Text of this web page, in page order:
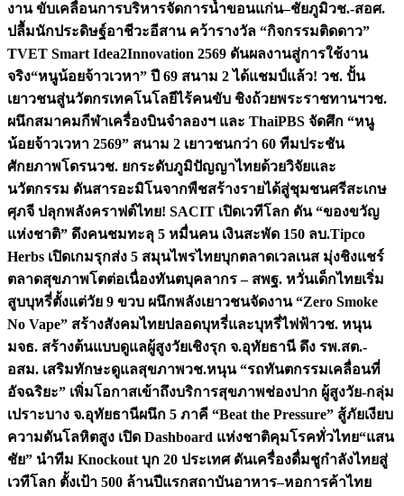
งาน ขับเคลื่อนการบริหารจัดการน้ำขอนแก่น–ชัยภูมิวช.-สอศ.
ปลื้มนักประดิษฐ์อาชีวะอีสาน คว้ารางวัล “กิจกรรมติดดาว”
TVET Smart Idea2Innovation 2569 ดันผลงานสู่การใช้งาน
จริง“หนูน้อยจ้าวเวหา” ปี 69 สนาม 2 ได้แชมป์แล้ว! วช. ปั้น
เยาวชนสู่นวัตกรเทคโนโลยีไร้คนขับ ชิงถ้วยพระราชทานฯวช.
ผนึกสมาคมกีฬาเครื่องบินจำลองฯ และ ThaiPBS จัดศึก “หนู
น้อยจ้าวเวหา 2569” สนาม 2 เยาวชนกว่า 60 ทีมประชัน
ศักยภาพโดรนวช. ยกระดับภูมิปัญญาไทยด้วยวิจัยและ
นวัตกรรม ดันสารอะมิโนจากพืชสร้างรายได้สู่ชุมชนศรีสะเกษ
ศุภจี ปลุกพลังคราฟต์ไทย! SACIT เปิดเวทีโลก ดัน “ของขวัญ
แห่งชาติ” ดึงคนชมทะลุ 5 หมื่นคน เงินสะพัด 150 ลบ.Tipco
Herbs เปิดเกมรุกส่ง 5 สมุนไพรไทยบุกตลาดเวลเนส มุ่งชิงแชร์
ตลาดสุขภาพโตต่อเนื่องทันตบุคลากร – สพฐ. หวั่นเด็กไทยเริ่ม
สูบบุหรี่ตั้งแต่วัย 9 ขวบ ผนึกพลังเยาวชนจัดงาน “Zero Smoke
No Vape” สร้างสังคมไทยปลอดบุหรี่และบุหรี่ไฟฟ้าวช. หนุน
มจธ. สร้างต้นแบบดูแลผู้สูงวัยเชิงรุก จ.อุทัยธานี ดึง รพ.สต.-
อสม. เสริมทักษะดูแลสุขภาพวช.หนุน “รถทันตกรรมเคลื่อนที่
อัจฉริยะ” เพิ่มโอกาสเข้าถึงบริการสุขภาพช่องปาก ผู้สูงวัย-กลุ่ม
เปราะบาง จ.อุทัยธานีผนึก 5 ภาคี “Beat the Pressure” สู้ภัยเงียบ
ความดันโลหิตสูง เปิด Dashboard แห่งชาติคุมโรคทั่วไทย“แสน
ชัย” นำทีม Knockout บุก 20 ประเทศ ดันเครื่องดื่มชูกำลังไทยสู่
เวทีโลก ตั้งเป้า 500 ล้านปีแรกสถาบันอาหาร–หอการค้าไทย